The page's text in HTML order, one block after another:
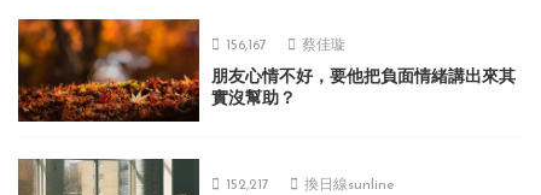
156,167 蔡佳璇
朋友心情不好，要他把負面情緒講出來其
實沒幫助？
152,217 換日線sunline